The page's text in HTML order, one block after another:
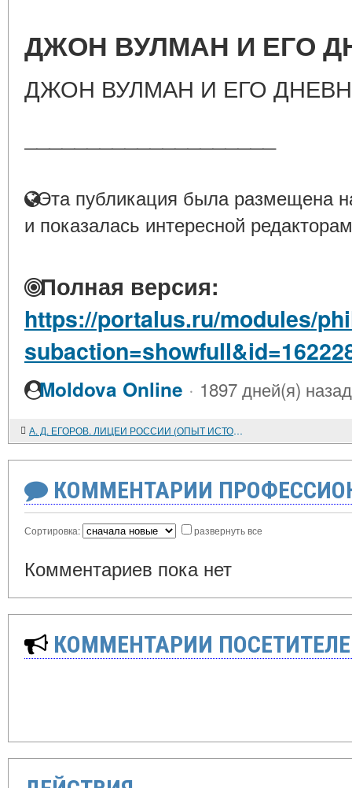
ДЖОН ВУЛМАН И ЕГО
ДЖОН ВУЛМАН И ЕГО
Эта публикация была размещена
и показалась интересной
Полная версия:
https://portalus.ru/modules/
Moldova Online · 1897 дней(я) назад
А. Д. ЕГОРОВ. ЛИЦЕИ РОССИИ (ОПЫТ ИСТОРИЧЕСКОЙ ХРОНОЛОГИИ)
КОММЕНТАРИИ
Сортировка: развернуть все
Комментариев пока нет
КОММЕНТАРИИ